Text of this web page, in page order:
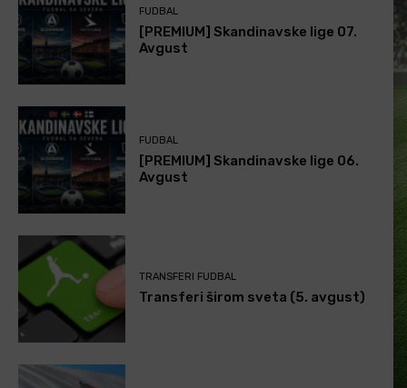
FUDBAL
[PREMIUM] Skandinavske lige 07.
Avgust
FUDBAL
[PREMIUM] Skandinavske lige 06.
Avgust
TRANSFERI FUDBAL
Transferi širom sveta (5. avgust)